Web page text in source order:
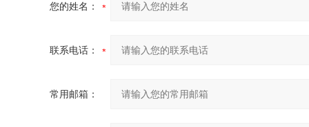
您的姓名：
联系电话：
常用邮箱：